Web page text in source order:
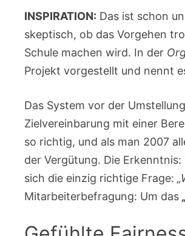
INSPIRATION: Das ist schon
skeptisch, ob das Vorgehen
Schule machen wird. In der
Projekt vorgestellt und nennt
Das System vor der
Zielvereinbarung mit einer
so richtig, und als man 2007
der Vergütung. Die
sich die einzig richtige Frage:
Mitarbeiterbefragung: Um das